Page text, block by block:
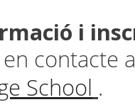
i
en contacte
School .